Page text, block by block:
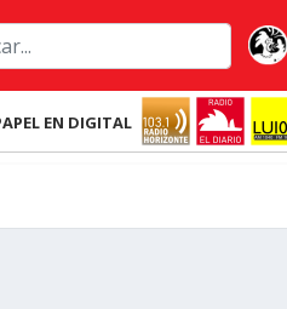
EN DIGITAL